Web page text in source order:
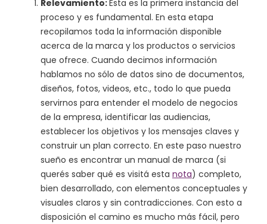
Relevamiento:Esta es la primera instancia del
proceso y es fundamental. En esta etapa
recopilamos toda la información disponible
acerca de la marca y los productos o servicios
que ofrece. Cuando decimos información
hablamos no sólo de datos sino de documentos,
diseños, fotos, videos, etc., todo lo que pueda
servirnos para entender el modelo de negocios
de la empresa, identificar las audiencias,
establecer los objetivos y los mensajes claves y
construir un plan correcto. En este paso nuestro
sueño es encontrar un manual de marca (si
querés saber qué es visitá esta nota) completo,
bien desarrollado, con elementos conceptuales y
visuales claros y sin contradicciones. Con esto a
disposición el camino es mucho más fácil, pero